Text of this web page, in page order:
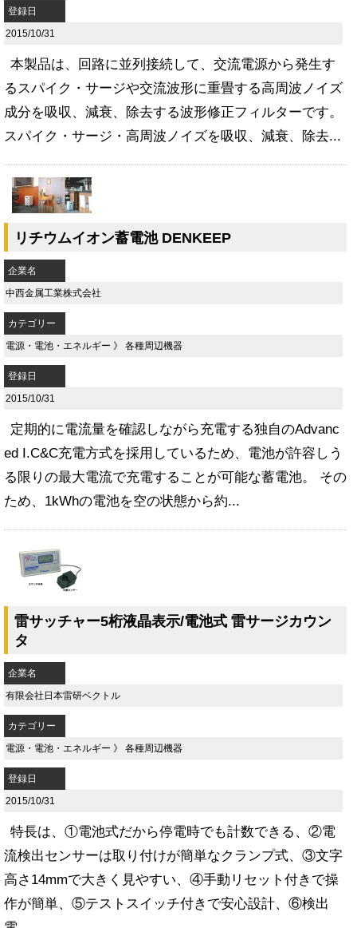
登録日
2015/10/31
本製品は、回路に並列接続して、交流電源から発生す
るスパイク・サージや交流波形に重畳する高周波ノイズ
成分を吸収、減衰、除去する波形修正フィルターです。
スパイク・サージ・高周波ノイズを吸収、減衰、除去...
リチウムイオン蓄電池 DENKEEP
企業名
中西金属工業株式会社
カテゴリー
電源・電池・エネルギー 》 各種周辺機器
登録日
2015/10/31
定期的に電流量を確認しながら充電する独自のAdvanc
ed I.C&C充電方式を採用しているため、電池が許容しう
る限りの最大電流で充電することが可能な蓄電池。 その
ため、1kWhの電池を空の状態から約...
雷サッチャー5桁液晶表示/電池式 雷サージカウン
タ
企業名
有限会社日本雷研ベクトル
カテゴリー
電源・電池・エネルギー 》 各種周辺機器
登録日
2015/10/31
特長は、①電池式だから停電時でも計数できる、②電
流検出センサーは取り付けが簡単なクランプ式、③文字
高さ14mmで大きく見やすい、④手動リセット付きで操
作が簡単、⑤テストスイッチ付きで安心設計、⑥検出